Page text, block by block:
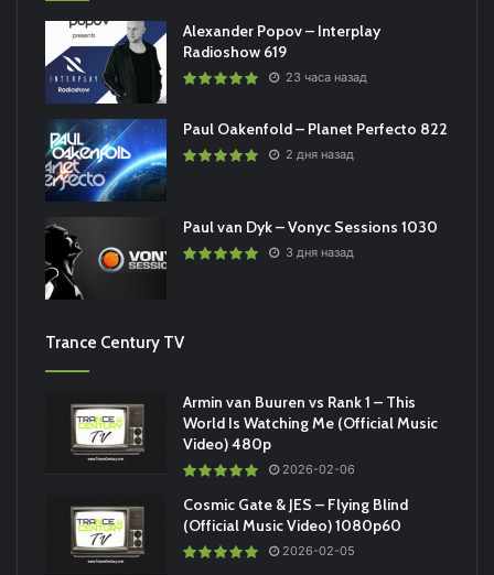
Alexander Popov – Interplay
Radioshow 619
23 часа назад
Paul Oakenfold – Planet Perfecto 822
2 дня назад
Paul van Dyk – Vonyc Sessions 1030
3 дня назад
Trance Century TV
Armin van Buuren vs Rank 1 – This
World Is Watching Me (Official Music
Video) 480p
2026-02-06
Cosmic Gate & JES – Flying Blind
(Official Music Video) 1080p60
2026-02-05